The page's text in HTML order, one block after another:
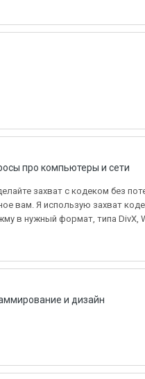
про компьютеры и сети
захват с кодеком без
вам. Я использую захват
в нужный формат, типа DivX,
и дизайн